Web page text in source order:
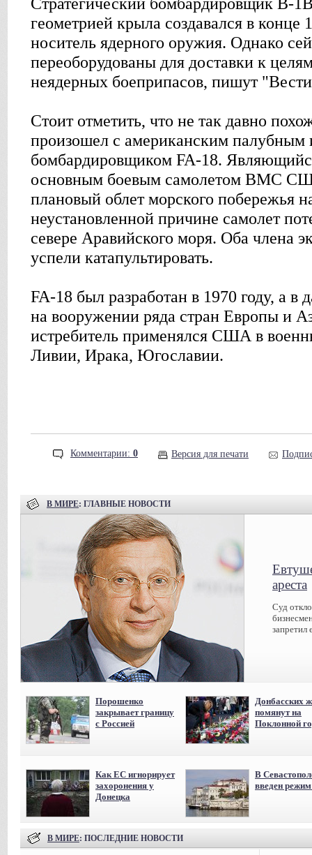
геометрией крыла создавался в конце
носитель ядерного оружия. Однако
переоборудованы для доставки к
неядерных боеприпасов, пишут
Стоит отметить, что не так давно
произошел с американским палубным
бомбардировщиком FA-18.
основным боевым самолетом ВМС
плановый облет морского побережья
неустановленной причине самолет
севере Аравийского моря. Оба члена
успели катапультировать.
FA-18 был разработан в 1970 году, а в
на вооружении ряда стран Европы и
истребитель применялся США в
Ливии, Ирака, Югославии.
Комментарии: 0 Версия для печати
В МИРЕ: ГЛАВНЫЕ НОВОСТИ
ареста
Суд
запретил
Порошенко
закрывает границу
с Россией
Донбасских
помянут на
Поклонной
Как ЕС игнорирует
захоронения у
Донецка
В
введен
В МИРЕ: ПОСЛЕДНИЕ НОВОСТИ